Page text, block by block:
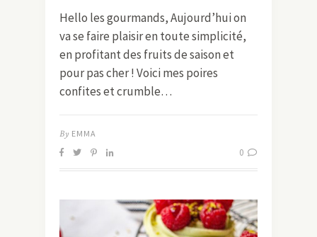
Hello les gourmands, Aujourd’hui on
va se faire plaisir en toute simplicité,
en profitant des fruits de saison et
pour pas cher ! Voici mes poires
confites et crumble…
By EMMA
0